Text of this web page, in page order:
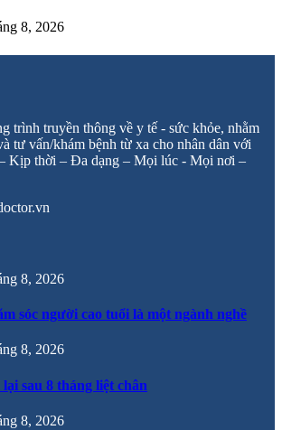
8, 2026
trình truyền thông về y tế - sức khỏe, nhằm
tư vấn/khám bệnh từ xa cho nhân dân với
Kịp thời – Đa dạng – Mọi lúc - Mọi nơi –
8, 2026
sóc người cao tuổi là một ngành nghề
8, 2026
sau 8 tháng liệt chân
8, 2026